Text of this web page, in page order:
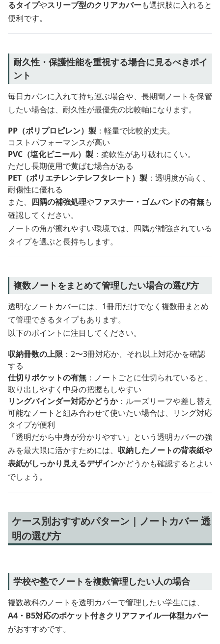
るタイプやスリーブ型のクリアカバーも選択肢に入れると
便利です。
耐久性・保護性能を重視する場合に見るべきポイ
ント
毎日カバンに入れて持ち運ぶ場合や、長期間ノートを保管
したい場合は、耐久性が最優先の比較軸になります。
PP（ポリプロピレン）製 ：軽量で比較的丈夫。
コストパフォーマンスが高い
PVC（塩化ビニール）製 ：柔軟性があり破れにくい。
ただし長期使用で黄ばむ場合がある
PET（ポリエチレンテレフタレート）製 ：透明度が高く、
耐傷性に優れる
また、 四隅の補強処理やファスナー・ゴムバンドの有無も
確認してください。
ノートの角が擦れやすい環境では、四隅が補強されている
タイプを選ぶと長持ちします。
複数ノートをまとめて管理したい場合の選び方
透明なノートカバーには、1冊用だけでなく複数冊まとめ
て管理できるタイプもあります。
以下のポイントに注目してください。
収納冊数の上限：2〜3冊対応か、それ以上対応かを確認
する
仕切りポケットの有無 ：ノートごとに仕切られていると、
取り出しやすく中身の把握もしやすい
リングバインダー対応かどうか：ルーズリーフや差し替え
可能なノートと組み合わせて使いたい場合は、リング対応
タイプが便利
「透明だから中身が分かりやすい」という透明カバーの強
みを最大限に活かすためには、 収納したノートの背表紙や
表紙がしっかり見えるデザインかどうかも確認するとよい
でしょう。
ケース別おすすめパターン｜ノートカバー 透
明の選び方
学校や塾でノートを複数管理したい人の場合
複数教科のノートを透明カバーで管理したい学生には、
A4・B5対応のポケット付きクリアファイル一体型カバー
がおすすめです。